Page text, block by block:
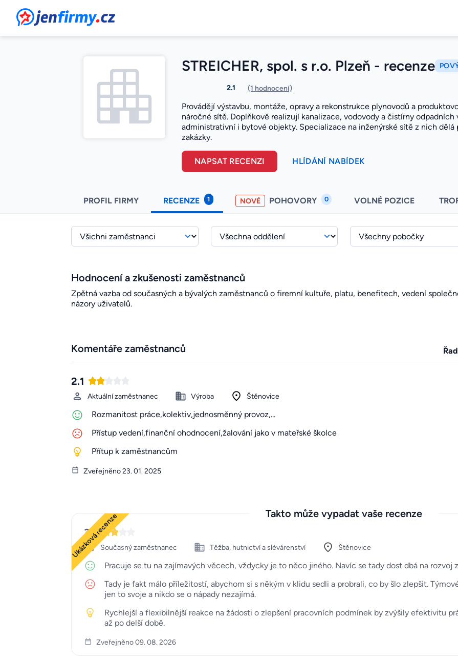
JenFirmy.cz
STREICHER, spol. s r.o. Plzeň - recenze
2.1 (1 hodnocení)
Provádějí výstavbu, montáže, opravy a rekonstrukce plynovodů a
náročné sítě. Doplňkově realizují kanalizace, vodovody a čistírny odpadních
administrativní i bytové objekty. Specializace na inženýrské sítě z nich
zakázky.
NAPSAT RECENZI HLÍDÁNÍ NABÍDEK
PROFIL FIRMY RECENZE 1 NOVÉ POHOVORY 0 VOLNÉ POZICE
Hodnocení a zkušenosti zaměstnanců
Zpětná vazba od současných a bývalých zaměstnanců o firemní kultuře, platu, benefitech, vedení
názory uživatelů.
Komentáře zaměstnanců
2.1
Aktuální zaměstnanec Výroba Štěnovice
Rozmanitost práce,kolektiv,jednosměnný provoz,...
Přístup vedení,finanční ohodnocení,žalování jako v mateřské školce
Přítup k zaměstnancům
Zveřejněno 23. 01. 2025
Takto může vypadat vaše recenze
Ukázková recenze
3
Současný zaměstnanec Těžba, hutnictví a slévárenství Štěnovice
Pracuje se tu na zajímavých věcech, vždycky je to něco jiného. Navíc se tady dost dbá na rozvoj
Tady je fakt málo příležitostí, abychom si s někým v klidu sedli a probrali, co by šlo zlepšit.
jen to svoje a nikdo se o nápady nezajímá.
Rychlejší a flexibilnější reakce na žádosti o zlepšení pracovních podmínek by zvýšily efektivitu
až po delší době.
Zveřejněno 09. 08. 2026